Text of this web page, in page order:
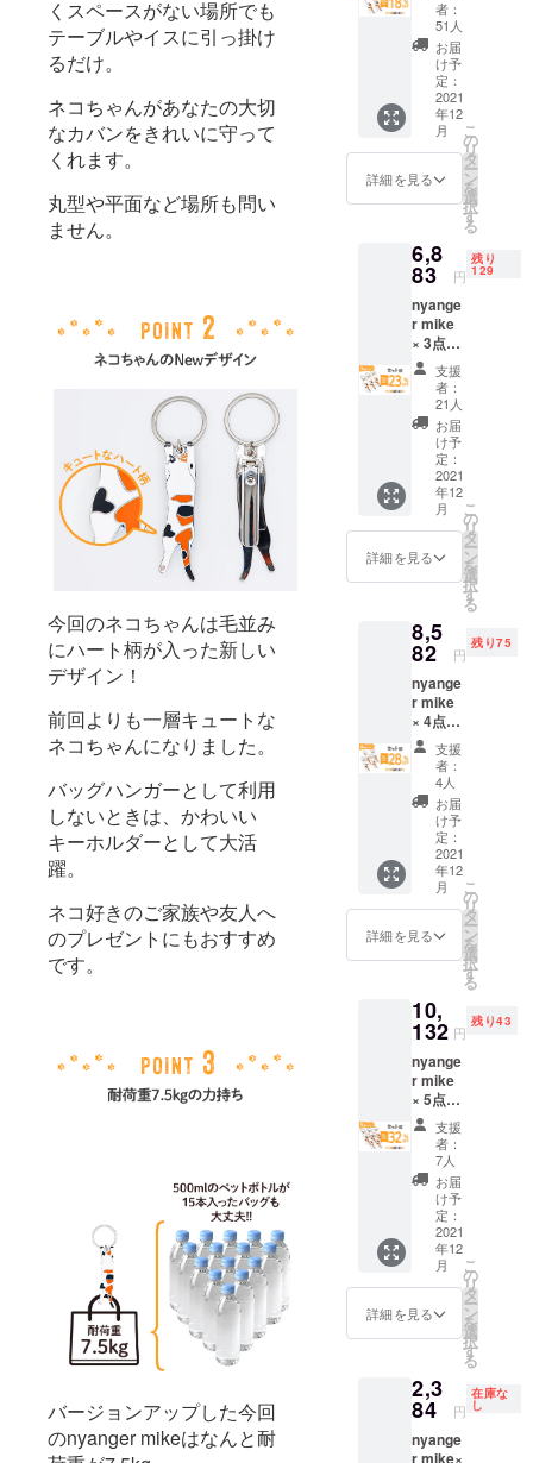
くスペースがない場所でも
テーブルやイスに引っ掛け
るだけ。
ネコちゃんがあなたの大切
なカバンをきれいに守って
くれます。
丸型や平面など場所も問い
ません。
今回のネコちゃんは毛並み
にハート柄が入った新しい
デザイン！
前回よりも一層キュートな
ネコちゃんになりました。
バッグハンガーとして利用
しないときは、かわいい
キーホルダーとして大活
躍。
ネコ好きのご家族や友人へ
のプレゼントにもおすすめ
です。
バージョンアップした今回
のnyanger mikeはなんと耐
況、製
造工程
上の都
合等に
より出
荷時期
が遅れ
る場合
ます。
下がる
可能性
もござ
いま
す。 ※
デザイ
ン・仕
様は変
更にな
る可能
了承く
ださ
ご注文
状況、
使用部
材の供
給状
況、製
造工程
上の都
合等に
より出
荷時期
が遅れ
る場合
があり
定価格
2980円
×2=596
0円の
18%OF
F] ※税込
み.送料
無料 ※
皆様の
ご支援
率が向
上した
場合、
正規販
売価格
が販売
予定価
格より
下がる
可能性
もござ
いま
す。 ※
デザイ
ン・仕
様は変
更にな
す。ご
了承く
い。 ※
ご注文
状況、
使用部
材の供
給状
況、製
造工程
上の都
合等に
より出
荷時期
が遅れ
る場合
者：
51人
お届
け予
定：
2021
年12
月
詳細を見る
こ
の
リ
タ
ー
ン
を
選
択
す
る
6,8
83 円
残り
129
nyange
r mike
× 3点
［一般
販売予
定価格
2980円
×3=894
0円の
23%OF
F] ※税込
み.送料
無料 ※
皆様の
ご支援
率が向
上した
場合、
正規販
売価格
が販売
予定価
格より
下がる
可能性
もござ
いま
す。 ※
デザイ
ン・仕
様は変
更にな
す。ご
了承く
い。 ※
ご注文
状況、
使用部
材の供
給状
況、製
造工程
上の都
合等に
より出
荷時期
が遅れ
る場合
支援
者：
21人
お届
け予
定：
2021
年12
月
詳細を見る
こ
の
リ
タ
ー
ン
を
選
択
す
る
8,5
82 円
残り75
nyange
r mike
× 4点
［一般
販売予
定価格
2980円
×4=119
20円の
28%OF
F] ※税込
み.送料
無料 ※
皆様の
ご支援
率が向
上した
場合、
正規販
売価格
が販売
予定価
格より
下がる
可能性
もござ
いま
す。 ※
デザイ
ン・仕
様は変
更にな
す。ご
了承く
い。 ※
支援
者：
4人
お届
け予
定：
2021
年12
月
詳細を見る
こ
の
リ
タ
ー
ン
を
選
択
す
る
10,
132 円
残り43
nyange
r mike
× 5点
［一般
販売予
定価格
2980円
×5=149
00円の
32%OF
F] ※税込
み.送料
無料 ※
皆様の
ご支援
率が向
上した
場合、
正規販
支援
者：
7人
お届
け予
定：
2021
年12
月
詳細を見る
こ
の
リ
タ
ー
ン
を
選
択
す
る
2,3
84 円
在庫な
し
nyange
r mike×